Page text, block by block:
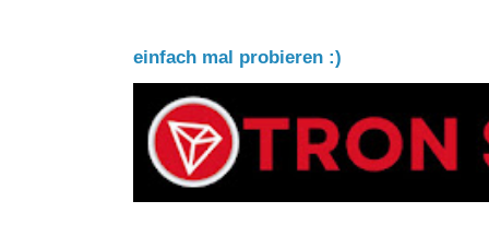
einfach mal probieren :)